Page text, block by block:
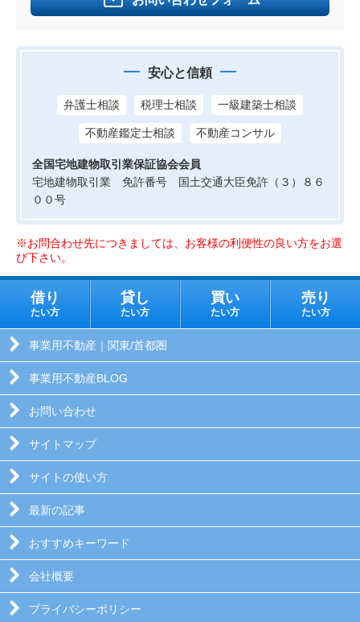
安心と信頼
弁護士相談 税理士相談 一級建築士相談
不動産鑑定士相談 不動産コンサル
全国宅地建物取引業保証協会会員
宅地建物取引業 免許番号 国土交通大臣免許（３）８６
００号
※お問合わせ先につきましては、お客様の利便性の良い方をお選
び下さい。
借り
たい方
貸し
たい方
買い
たい方
売り
たい方
事業用不動産｜関東/首都圏
事業用不動産BLOG
お問い合わせ
サイトマップ
サイトの使い方
最新の記事
おすすめキーワード
会社概要
プライバシーポリシー